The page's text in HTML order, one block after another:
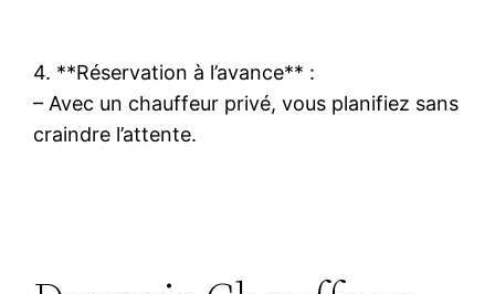
4. **Réservation à l’avance** :
– Avec un chauffeur privé, vous planifiez sans
craindre l’attente.